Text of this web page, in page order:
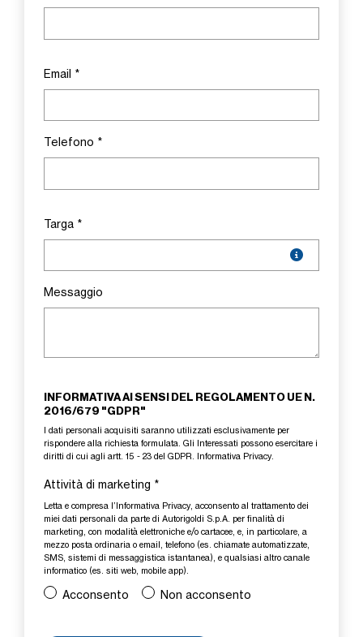
Email *
Telefono *
Targa *
Messaggio
INFORMATIVA AI SENSI DEL REGOLAMENTO UE N.
2016/679 "GDPR"
I dati personali acquisiti saranno utilizzati esclusivamente per
rispondere alla richiesta formulata. Gli Interessati possono esercitare i
diritti di cui agli artt. 15 - 23 del GDPR.
Informativa Privacy.
Attività di marketing *
Letta e compresa l’ Informativa Privacy, acconsento al trattamento dei
miei dati personali da parte di Autorigoldi S.p.A. per finalità di
marketing, con modalità elettroniche e/o cartacee, e, in particolare, a
mezzo posta ordinaria o email, telefono (es. chiamate automatizzate,
SMS, sistemi di messaggistica istantanea), e qualsiasi altro canale
informatico (es. siti web, mobile app).
Acconsento Non acconsento